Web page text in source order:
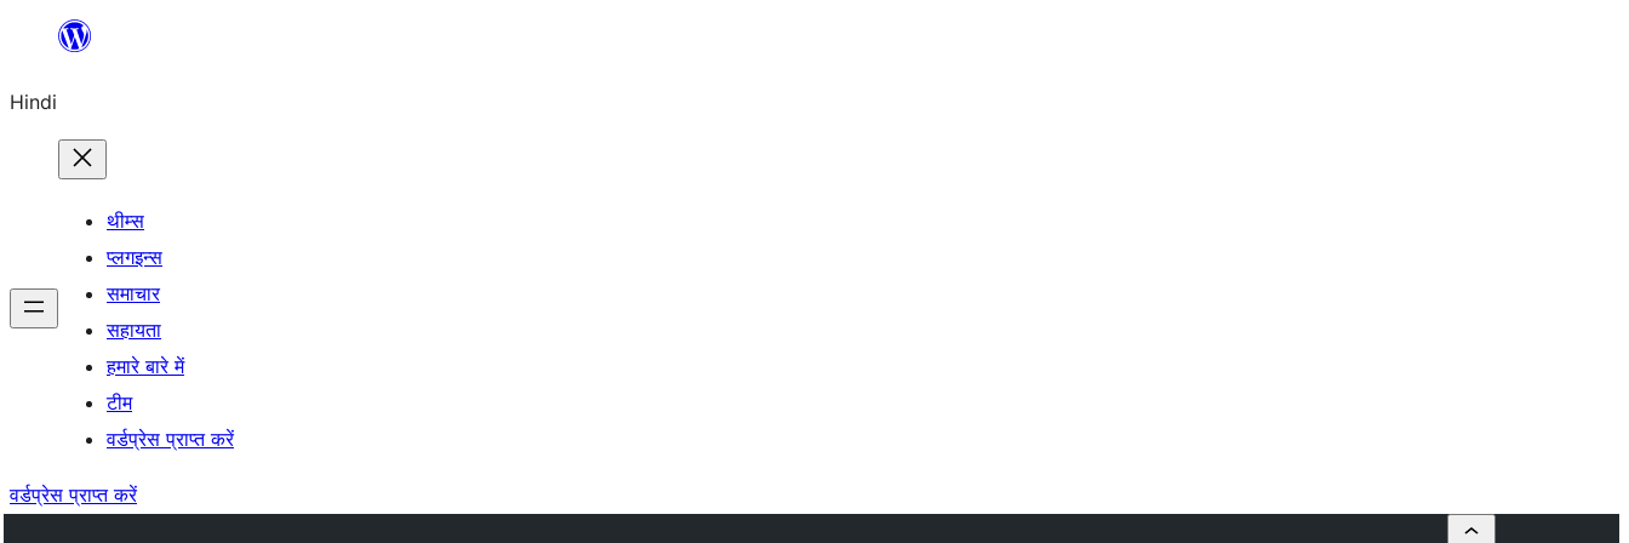
सामग्री
जाएं
Hindi
थीम्स
प्लगइन्स
समाचार
सहायता
हमारे बारे में
टीम
वर्डप्रेस प्राप्त करें
वर्डप्रेस प्राप्त करें